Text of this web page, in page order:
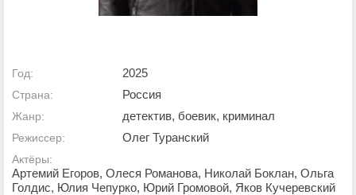
Год: 2025
Страна: Россия
Жанр: детектив, боевик, криминал
Режиссер: Олег Туранский
Актёры:
Артемий Егоров, Олеся Романова, Николай Боклан, Ольга
Голдис, Юлия Чепурко, Юрий Громовой, Яков Кучеревский